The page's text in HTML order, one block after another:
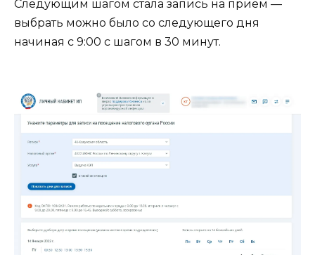
Следующим шагом стала запись на приём —
выбрать можно было со следующего дня
начиная с 9:00 с шагом в 30 минут.